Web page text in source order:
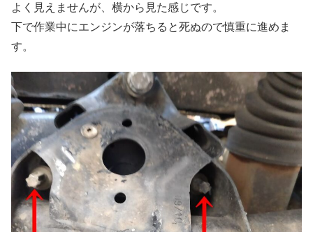
よく見えませんが、横から見た感じです。
下で作業中にエンジンが落ちると死ぬので慎重に進めま
す。